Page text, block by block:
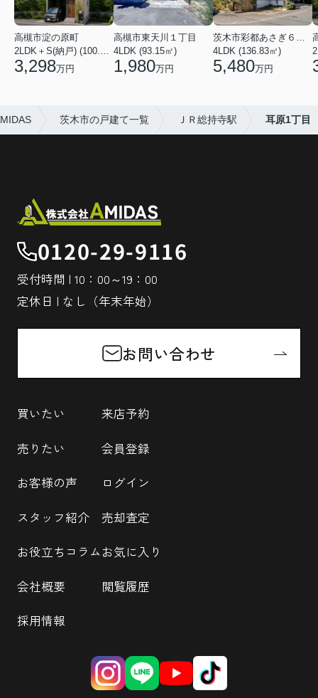
高槻市淀の原町
2LDK＋S(納戸) (100.03㎡)
3,298万円
高槻市東天川１丁目
4LDK (93.15㎡)
1,980万円
茨木市彩都あさぎ６丁目
4LDK (136.83㎡)
5,480万円
茨木市の戸建て一覧 ＪＲ総持寺駅 耳原1丁目
0120-29-9116
受付時間 | 10：00～19：00
定休日 | なし（年末年始）
お問い合わせ
買いたい
売りたい
お客様の声
スタッフ紹介
お役立ちコラム
会社概要
採用情報
来店予約
会員登録
ログイン
売却査定
お気に入り
閲覧履歴